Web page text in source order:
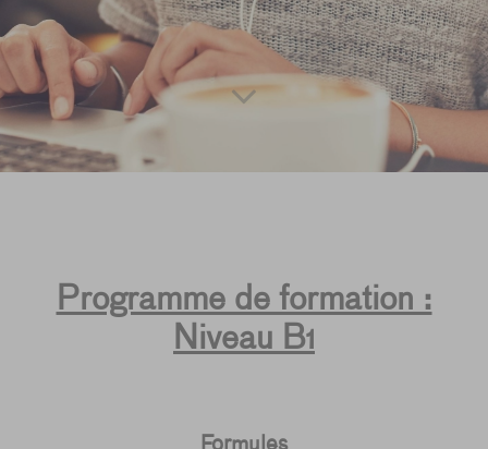
Programme de formation :
Niveau B1
Formules